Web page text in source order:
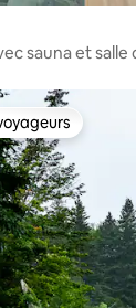
sauna et salle
parmi les